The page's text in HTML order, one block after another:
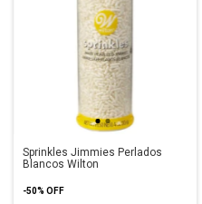
Sprinkles Jimmies Perlados
Blancos Wilton
-50% OFF